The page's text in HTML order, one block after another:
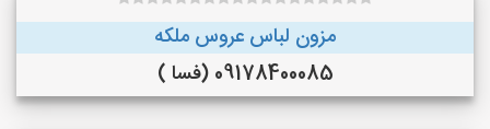
مزون لباس عروس ملکه
09178400085 (فسا )